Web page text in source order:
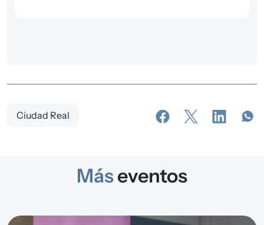
Ciudad Real
Máseventos